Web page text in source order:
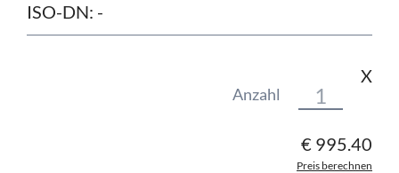
ISO-DN: -
Anzahl
X
€ 995.40
Preis berechnen